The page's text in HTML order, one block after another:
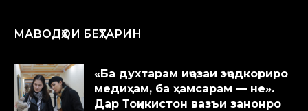
МАВОДҲОИ БЕҲТАРИН
«Ба духтарам иҷозаи эҷодкориро
медиҳам, ба ҳамсарам — не».
Дар Тоҷикистон вазъи занонро